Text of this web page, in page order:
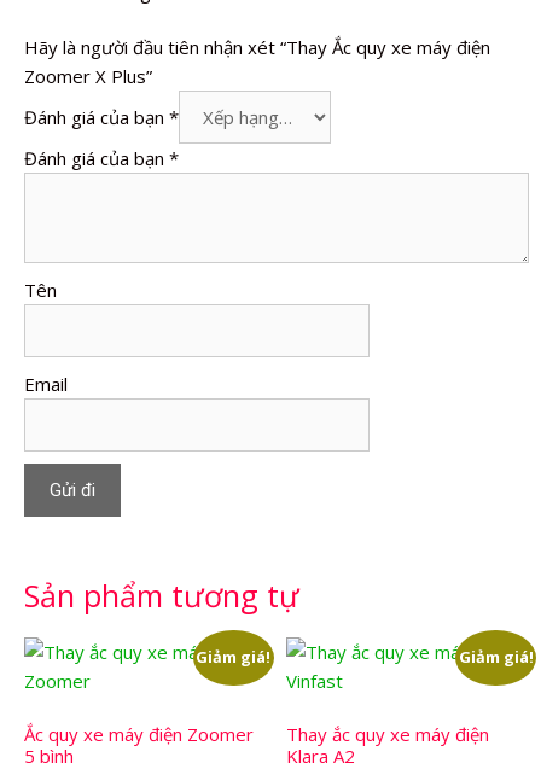
Hãy là người đầu tiên nhận xét “Thay Ắc quy xe máy điện
Zoomer X Plus”
Đánh giá của bạn *
Đánh giá của bạn *
Tên
Email
Sản phẩm tương tự
Giảm giá!
Ắc quy xe máy điện Zoomer
5 bình
Giảm giá!
Thay ắc quy xe máy điện
Klara A2